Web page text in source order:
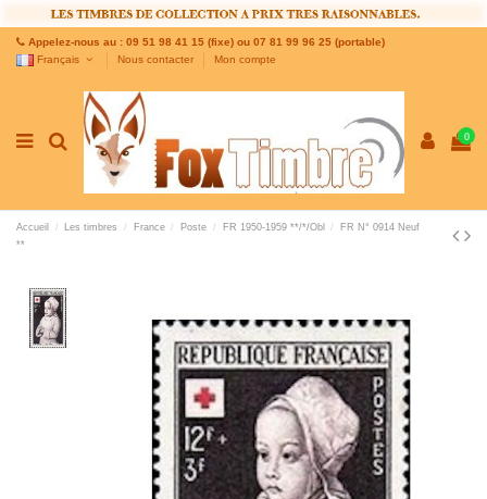
Appelez-nous au : 09 51 98 41 15 (fixe) ou 07 81 99 96 25 (portable)
Français
Nous contacter Mon compte
0
Accueil Les timbres France Poste FR 1950-1959 **/*/Obl
FR N° 0914 Neuf
**